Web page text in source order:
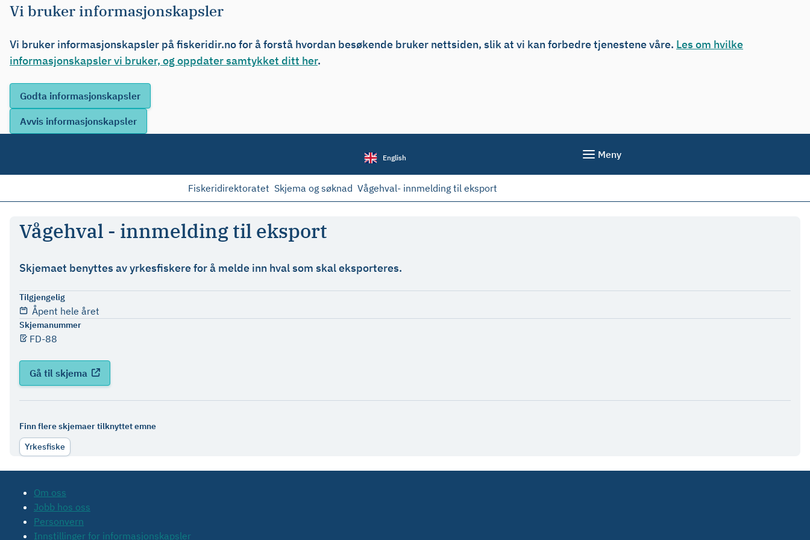
Vi bruker informasjonskapsler
Vi bruker informasjonskapsler på fiskeridir.no for å forstå hvordan besøkende bruker nettsiden, slik at vi kan forbedre tjenestene våre. Les om hvilke
informasjonskapsler vi bruker, og oppdater samtykket ditt her.
English Meny
Fiskeridirektoratet Skjema og søknad Vågehval- innmelding til eksport
Vågehval - innmelding til eksport
Skjemaet benyttes av yrkesfiskere for å melde inn hval som skal eksporteres.
Tilgjengelig
Åpent hele året
Skjemanummer
FD-88
Gå til skjema
Finn flere skjemaer tilknyttet emne
Yrkesfiske
Om oss
Jobb hos oss
Personvern
Innstillinger for informasjonskapsler